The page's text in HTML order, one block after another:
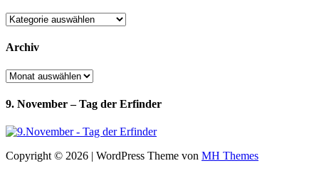
Kategorien
Archiv
Archiv
9. November – Tag der Erfinder
Copyright © 2026 | WordPress Theme von MH Themes